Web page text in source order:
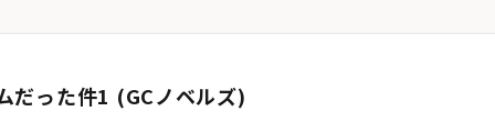
だった件1 (GCノベルズ)